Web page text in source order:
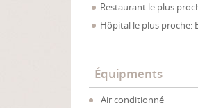
Restaurant le plus
Hôpital le plus proche:
Équipments
Air conditionné